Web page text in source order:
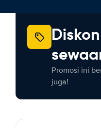
Promosi ini
juga!